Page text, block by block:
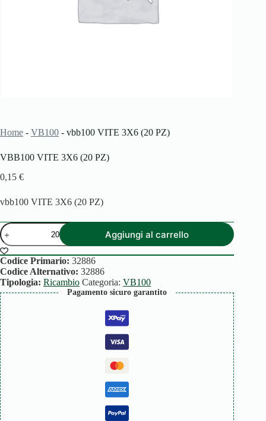
Home - VB100 - vbb100 VITE 3X6 (20 PZ)
VBB100 VITE 3X6 (20 PZ)
0,15 €
vbb100 VITE 3X6 (20 PZ)
vbb100
VITE
3X6
(20
PZ)
quantità
Aggiungi al carrello
Codice Primario: 32886
Codice Alternativo: 32886
Tipologia: Ricambio Categoria: VB100
Pagamento sicuro garantito